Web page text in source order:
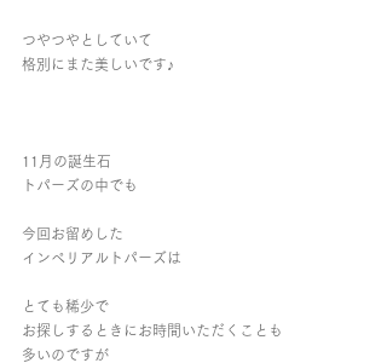
つやつやとしていて
格別にまた美しいです♪
11月の誕生石
トパーズの中でも
今回お留めした
インペリアルトパーズは
とても稀少で
お探しするときにお時間いただくことも
多いのですが